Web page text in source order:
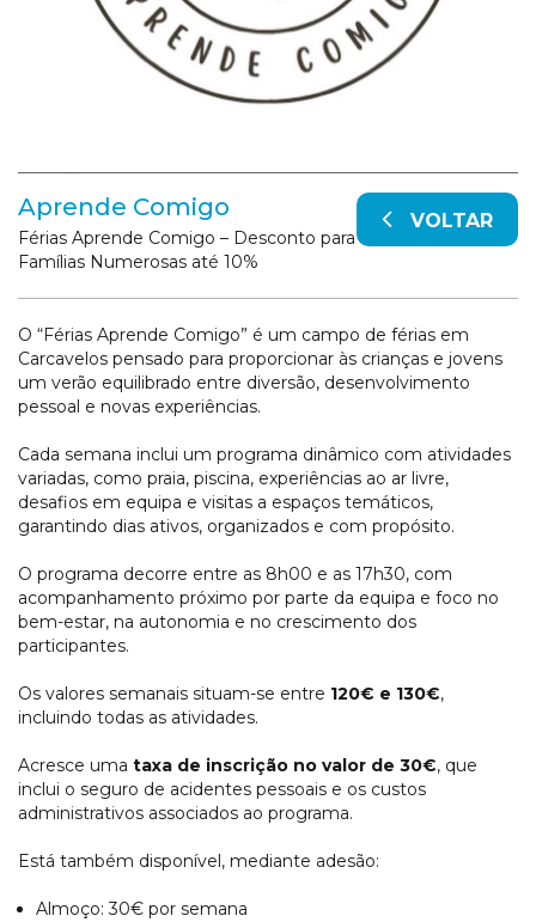
Aprende Comigo VOLTAR
Férias Aprende Comigo – Desconto para
Famílias Numerosas até 10%
O “Férias Aprende Comigo” é um campo de férias em
Carcavelos pensado para proporcionar às crianças e jovens
um verão equilibrado entre diversão, desenvolvimento
pessoal e novas experiências.
Cada semana inclui um programa dinâmico com atividades
variadas, como praia, piscina, experiências ao ar livre,
desafios em equipa e visitas a espaços temáticos,
garantindo dias ativos, organizados e com propósito.
O programa decorre entre as 8h00 e as 17h30, com
acompanhamento próximo por parte da equipa e foco no
bem-estar, na autonomia e no crescimento dos
participantes.
Os valores semanais situam-se entre 120€ e 130€,
incluindo todas as atividades.
Acresce uma taxa de inscrição no valor de 30€, que
inclui o seguro de acidentes pessoais e os custos
administrativos associados ao programa.
Está também disponível, mediante adesão:
Almoço: 30€ por semana